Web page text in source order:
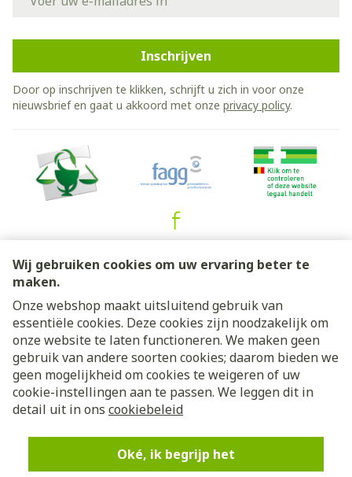
Wij gebruiken cookies om uw ervaring beter te
maken.
Onze webshop maakt uitsluitend gebruik van
essentiële cookies. Deze cookies zijn noodzakelijk om
onze website te laten functioneren. We maken geen
gebruik van andere soorten cookies; daarom bieden we
geen mogelijkheid om cookies te weigeren of uw
cookie-instellingen aan te passen. We leggen dit in
detail uit in ons cookiebeleid
Oké, ik begrijp het
Inschrijven
Door op inschrijven te klikken, schrijft u zich in voor onze
nieuwsbrief en gaat u akkoord met onze privacy policy.
Juridische links